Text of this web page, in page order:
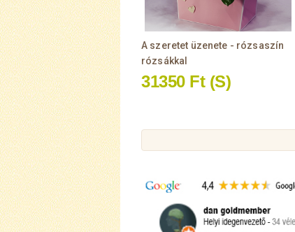
A szeretet üzenete - rózsaszín
rózsákkal
31350 Ft (S)